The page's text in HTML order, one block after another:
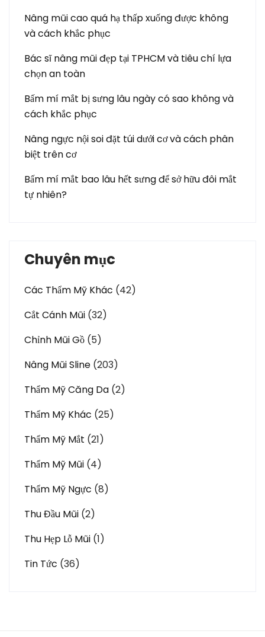
Nâng mũi cao quá hạ thấp xuống được không
và cách khắc phục
Bác sĩ nâng mũi đẹp tại TPHCM và tiêu chí lựa
chọn an toàn
Bấm mí mắt bị sưng lâu ngày có sao không và
cách khắc phục
Nâng ngực nội soi đặt túi dưới cơ và cách phân
biệt trên cơ
Bấm mí mắt bao lâu hết sưng để sở hữu đôi mắt
tự nhiên?
Chuyên mục
Các Thẩm Mỹ Khác (42)
Cắt Cánh Mũi (32)
Chỉnh Mũi Gồ (5)
Nâng Mũi Sline (203)
Thẩm Mỹ Căng Da (2)
Thẩm Mỹ Khác (25)
Thẩm Mỹ Mắt (21)
Thẩm Mỹ Mũi (4)
Thẩm Mỹ Ngực (8)
Thu Đầu Mũi (2)
Thu Hẹp Lỗ Mũi (1)
Tin Tức (36)